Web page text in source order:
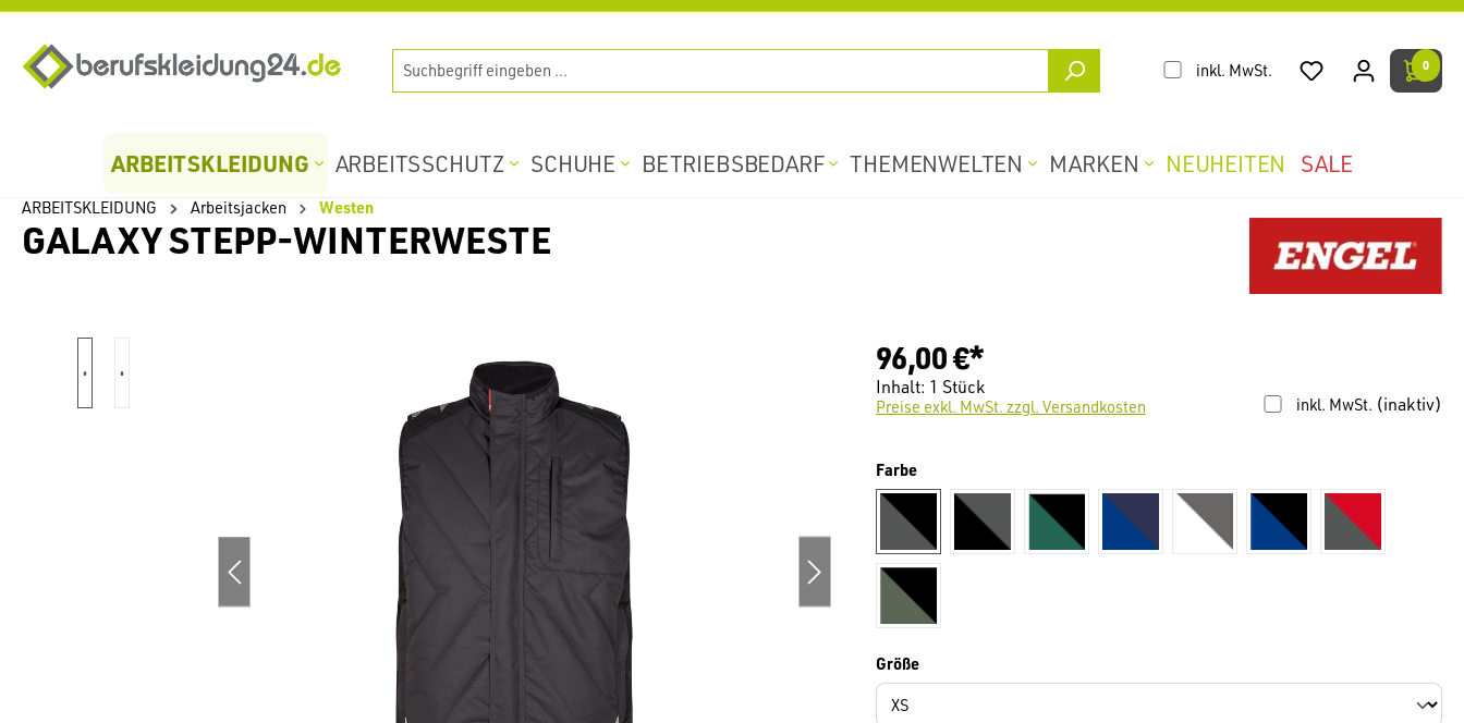
inkl. MwSt. 0
ARBEITSKLEIDUNG ARBEITSSCHUTZ SCHUHE BETRIEBSBEDARF THEMENWELTEN MARKEN NEUHEITEN SALE
ARBEITSKLEIDUNG Arbeitsjacken Westen
GALAXY STEPP-WINTERWESTE
96,00 €*
Inhalt: 1 Stück
inkl. MwSt. (inaktiv)
Preise exkl. MwSt. zzgl. Versandkosten
Farbeauswählen
anthrazit/schwarzschwarz/anthrazitgrün/schwarzkönigsblau/dunkelblau
weiß/grau königsblau/schwarz
anthrazit/rot
olivgrün/schwarz
Größeauswählen